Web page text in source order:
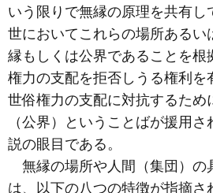
いう限りで無縁の原理を共有し
世においてこれらの場所あるい
縁もしくは公界であることを根
権力の支配を拒否しうる権利を
世俗権力の支配に対抗するため
（公界）ということばが援用
説の眼目である。
無縁の場所や人間（集団）の
は、以下の八つの特徴が指摘さ